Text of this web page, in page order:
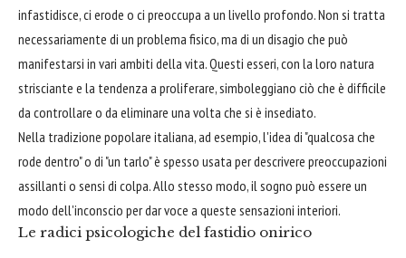
infastidisce, ci erode o ci preoccupa a un livello profondo. Non si tratta
necessariamente di un problema fisico, ma di un disagio che può
manifestarsi in vari ambiti della vita. Questi esseri, con la loro natura
strisciante e la tendenza a proliferare, simboleggiano ciò che è difficile
da controllare o da eliminare una volta che si è insediato.
Nella tradizione popolare italiana, ad esempio, l'idea di "qualcosa che
rode dentro" o di "un tarlo" è spesso usata per descrivere preoccupazioni
assillanti o sensi di colpa. Allo stesso modo, il sogno può essere un
modo dell'inconscio per dar voce a queste sensazioni interiori.
Le radici psicologiche del fastidio onirico